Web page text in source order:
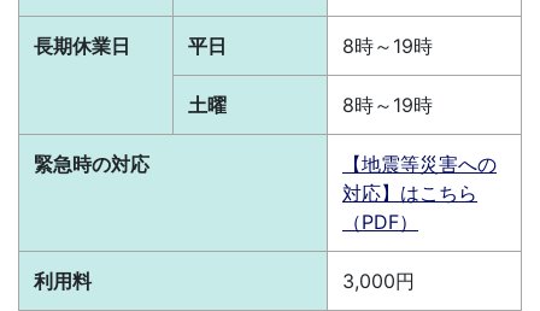
長期休業日 平日 8時～19時
土曜 8時～19時
緊急時の対応
【地震等災害への
対応】はこちら
（PDF）
利用料 3,000円